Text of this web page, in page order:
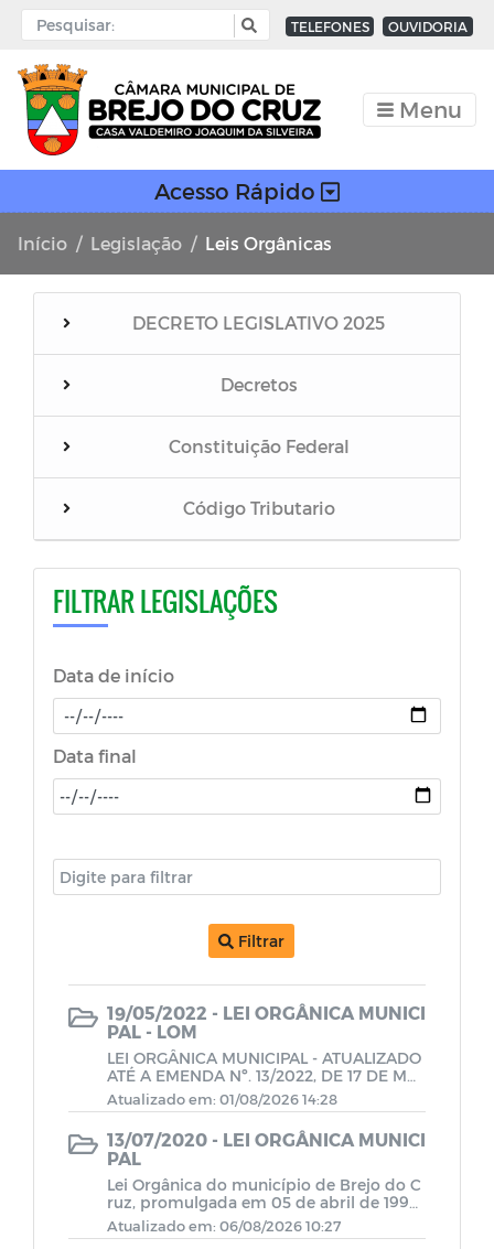
TELEFONES OUVIDORIA
Menu
Acesso Rápido
Início Legislação Leis Orgânicas
DECRETO LEGISLATIVO 2025
Decretos
Constituição Federal
Código Tributario
AUTÓGRAFOS 2023
EMENDA A LEI ORGÂNICA MUNICIPAL
AUTOGRAFOS 2024
Portarias
Regime Jurídico
Leis Complementares
Leis Municipais
Regimento Interno
Plano de Cargos e Carreiras
Decreto Legislativo
FILTRAR LEGISLAÇÕES
Data de início
Data final
Filtrar
19/05/2022 - LEI ORGÂNICA MUNICI
PAL - LOM
LEI ORGÂNICA MUNICIPAL - ATUALIZADO
ATÉ A EMENDA Nº. 13/2022, DE 17 DE MAI
O DE 2022
Atualizado em: 01/08/2026 14:28
13/07/2020 - LEI ORGÂNICA MUNICI
PAL
Lei Orgânica do município de Brejo do C
ruz, promulgada em 05 de abril de 1990.
Atualizada até a Emenda nº. 12/2017.Text
o original publicado no Diário Oficial do
Atualizado em: 06/08/2026 10:27